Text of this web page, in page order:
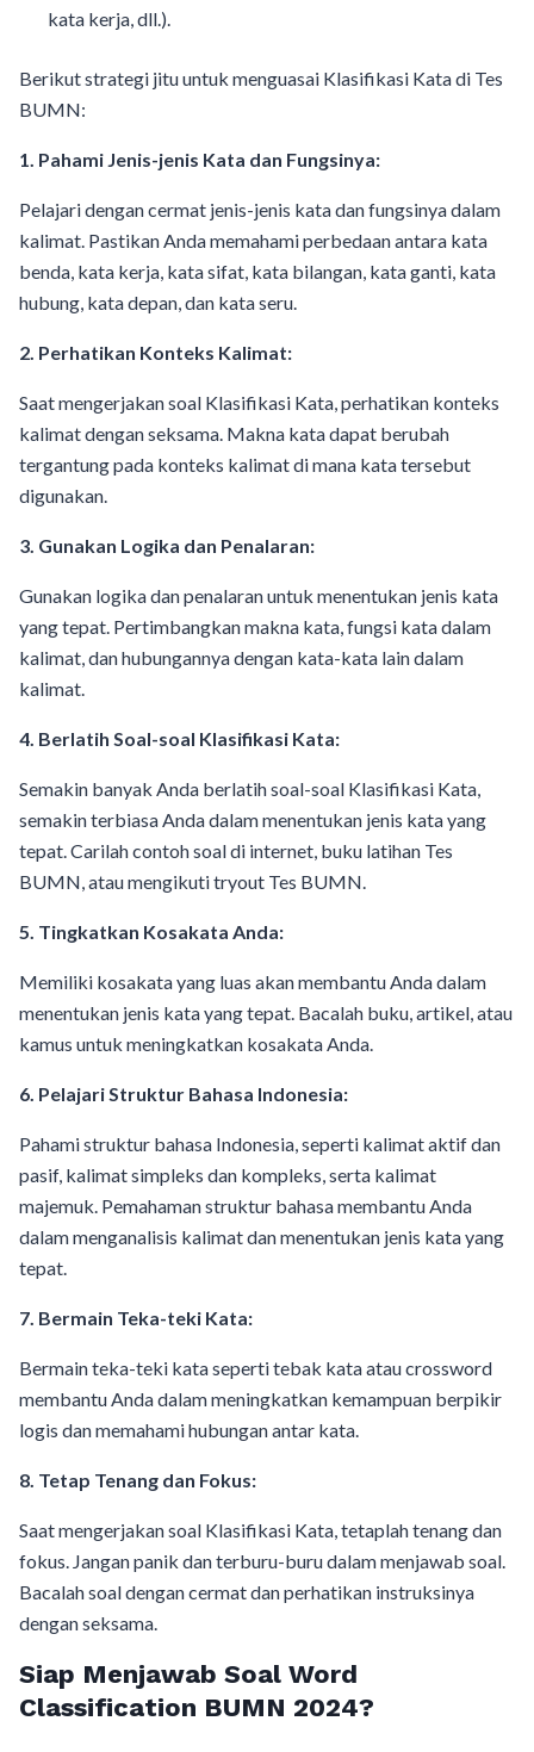
kata kerja, dll.).
Berikut strategi jitu untuk menguasai Klasifikasi Kata di Tes
BUMN:
1. Pahami Jenis-jenis Kata dan Fungsinya:
Pelajari dengan cermat jenis-jenis kata dan fungsinya dalam
kalimat. Pastikan Anda memahami perbedaan antara kata
benda, kata kerja, kata sifat, kata bilangan, kata ganti, kata
hubung, kata depan, dan kata seru.
2. Perhatikan Konteks Kalimat:
Saat mengerjakan soal Klasifikasi Kata, perhatikan konteks
kalimat dengan seksama. Makna kata dapat berubah
tergantung pada konteks kalimat di mana kata tersebut
digunakan.
3. Gunakan Logika dan Penalaran:
Gunakan logika dan penalaran untuk menentukan jenis kata
yang tepat. Pertimbangkan makna kata, fungsi kata dalam
kalimat, dan hubungannya dengan kata-kata lain dalam
kalimat.
4. Berlatih Soal-soal Klasifikasi Kata:
Semakin banyak Anda berlatih soal-soal Klasifikasi Kata,
semakin terbiasa Anda dalam menentukan jenis kata yang
tepat. Carilah contoh soal di internet, buku latihan Tes
BUMN, atau mengikuti tryout Tes BUMN.
5. Tingkatkan Kosakata Anda:
Memiliki kosakata yang luas akan membantu Anda dalam
menentukan jenis kata yang tepat. Bacalah buku, artikel, atau
kamus untuk meningkatkan kosakata Anda.
6. Pelajari Struktur Bahasa Indonesia:
Pahami struktur bahasa Indonesia, seperti kalimat aktif dan
pasif, kalimat simpleks dan kompleks, serta kalimat
majemuk. Pemahaman struktur bahasa membantu Anda
dalam menganalisis kalimat dan menentukan jenis kata yang
tepat.
7. Bermain Teka-teki Kata:
Bermain teka-teki kata seperti tebak kata atau crossword
membantu Anda dalam meningkatkan kemampuan berpikir
logis dan memahami hubungan antar kata.
8. Tetap Tenang dan Fokus:
Saat mengerjakan soal Klasifikasi Kata, tetaplah tenang dan
fokus. Jangan panik dan terburu-buru dalam menjawab soal.
Bacalah soal dengan cermat dan perhatikan instruksinya
dengan seksama.
Siap Menjawab Soal Word
Classification BUMN 2024?